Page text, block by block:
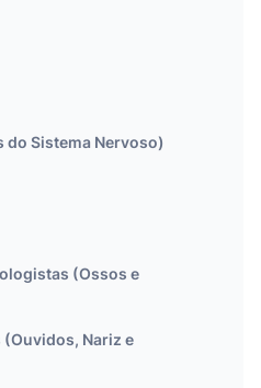
Sistema Nervoso)
(Ossos e
Nariz e